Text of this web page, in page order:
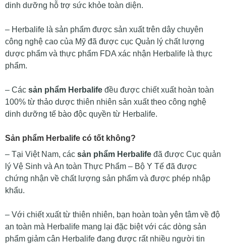
dinh dưỡng hỗ trợ sức khỏe toàn diện.
– Herbalife là sản phẩm được sản xuất trên dây chuyên
công nghệ cao của Mỹ đã được cục Quản lý chất lượng
dược phẩm và thực phẩm FDA xác nhận Herbalife là thực
phẩm.
– Các sản phẩm Herbalifeđều được chiết xuất hoàn toàn
100% từ thảo dược thiên nhiên sản xuất theo công nghệ
dinh dưỡng tế bào độc quyền từ Herbalife.
Sản phẩm Herbalife có tốt không?
– Tại Việt Nam, các sản phẩm Herbalifeđã được Cục quản
lý Vệ Sinh và An toàn Thực Phẩm – Bộ Y Tế đã được
chứng nhận về chất lượng sản phẩm và được phép nhập
khẩu.
– Với chiết xuất từ thiên nhiên, bạn hoàn toàn yên tâm về độ
an toàn mà Herbalife mang lại đặc biệt với các dòng sản
phẩm giảm cân Herbalife đang được rất nhiều người tin